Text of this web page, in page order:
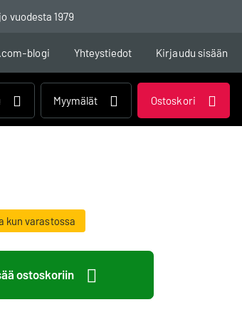
vuodesta 1979
blogi Yhteystiedot Kirjaudu sisään
Myymälät Ostoskori
kun varastossa
ostoskoriin